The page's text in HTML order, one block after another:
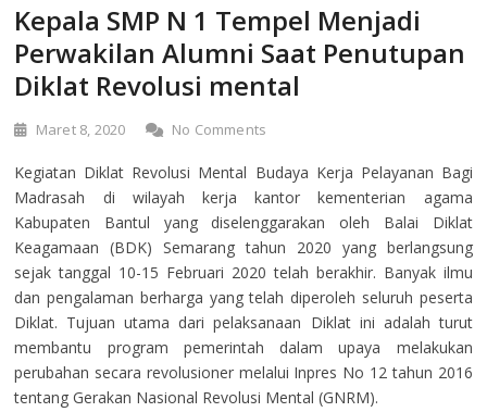
Kepala SMP N 1 Tempel Menjadi
Perwakilan Alumni Saat Penutupan
Diklat Revolusi mental
Maret 8, 2020 No Comments
Kegiatan Diklat Revolusi Mental Budaya Kerja Pelayanan Bagi
Madrasah di wilayah kerja kantor kementerian agama
Kabupaten Bantul yang diselenggarakan oleh Balai Diklat
Keagamaan (BDK) Semarang tahun 2020 yang berlangsung
sejak tanggal 10-15 Februari 2020 telah berakhir. Banyak ilmu
dan pengalaman berharga yang telah diperoleh seluruh peserta
Diklat. Tujuan utama dari pelaksanaan Diklat ini adalah turut
membantu program pemerintah dalam upaya melakukan
perubahan secara revolusioner melalui Inpres No 12 tahun 2016
tentang Gerakan Nasional Revolusi Mental (GNRM).